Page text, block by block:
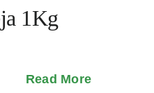
1Kg
Read More